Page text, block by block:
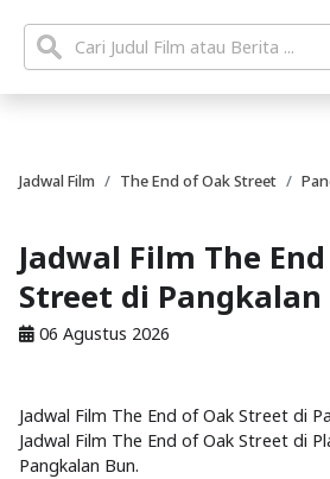
Jadwal Film The End of Oak Street
Jadwal Film The
Street di Pangkalan
06 Agustus 2026
Jadwal Film The End of Oak Street di
Jadwal Film The End of Oak Street di
Pangkalan Bun.